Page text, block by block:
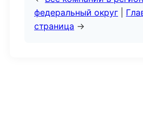
федеральный округ
страница →